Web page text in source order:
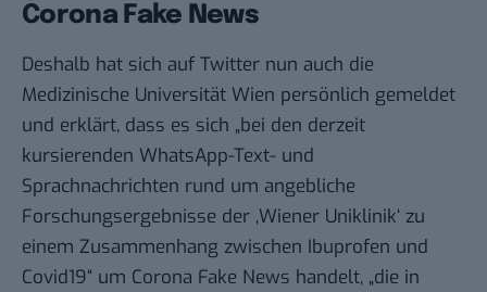
Corona Fake News
Deshalb hat sich auf Twitter nun auch die
Medizinische Universität Wien persönlich gemeldet
und erklärt, dass es sich „bei den derzeit
kursierenden WhatsApp-Text- und
Sprachnachrichten rund um angebliche
Forschungsergebnisse der ‚Wiener Uniklinik‘ zu
einem Zusammenhang zwischen Ibuprofen und
Covid19“ um Corona Fake News handelt, „die in